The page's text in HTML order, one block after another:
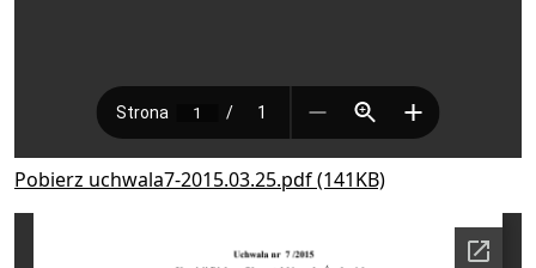
Pobierz uchwala7-2015.03.25.pdf (141KB)